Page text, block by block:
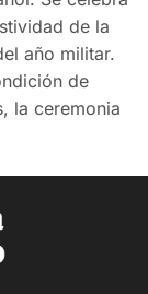
de la
año militar.
de
la ceremonia